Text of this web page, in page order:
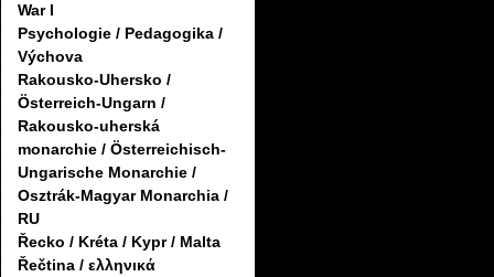
War I
Psychologie / Pedagogika /
Výchova
Rakousko-Uhersko /
Österreich-Ungarn /
Rakousko-uherská
monarchie / Österreichisch-
Ungarische Monarchie /
Osztrák-Magyar Monarchia /
RU
Řecko / Kréta / Kypr / Malta
Řečtina / ελληνικά